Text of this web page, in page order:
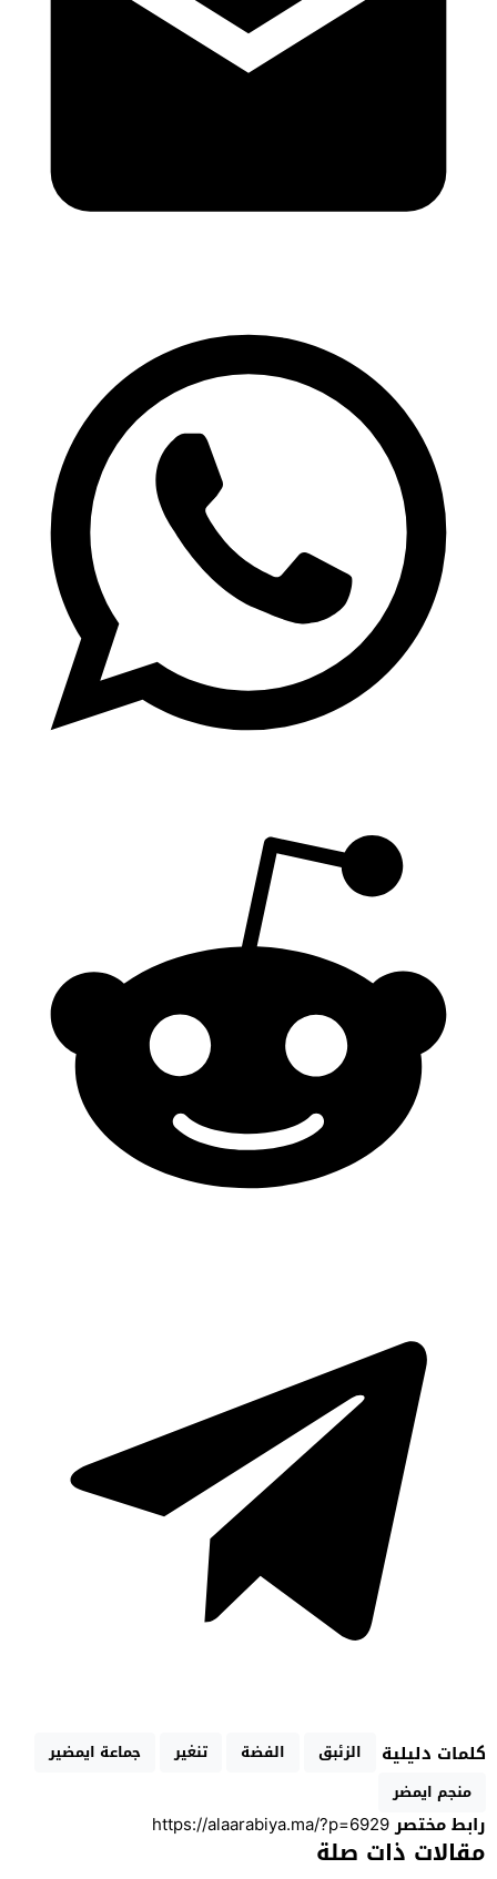
كلمات دليلية الزئبق الفضة تنغير
جماعة ايمضير
منجم ايمضر
رابط مختصر
مقالات ذات صلة